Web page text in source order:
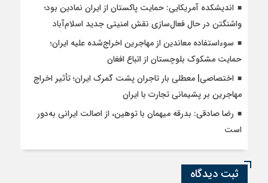
اندیشکده آمریکایی: حمایت پاکستان از ایران نمادین بود؛
واشنگتن در حال فعال‌سازی نقش امنیتی جدید اسلام‌آباد
سوءاستفاده معاندین از مهاجرین اخراج‌شده علیه ایران؛
حمایت مشکوک بلوچستان از اتباع افغان
اختصاصی| معطلی بار تاجران پشت گمرک ایران؛ تأثیر اخراج
مهاجرین بر پشیمانی تجارت با ایران
رضا صادقی: بدرقه میهمان با توهین، از اصالت ایرانی به‌دور
است
ثبت دیدگاه